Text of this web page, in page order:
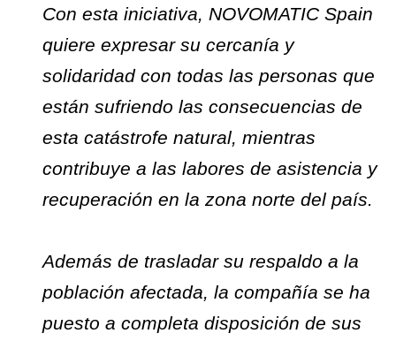
Con esta iniciativa, NOVOMATIC Spain
quiere expresar su cercanía y
solidaridad con todas las personas que
están sufriendo las consecuencias de
esta catástrofe natural, mientras
contribuye a las labores de asistencia y
recuperación en la zona norte del país.
Además de trasladar su respaldo a la
población afectada, la compañía se ha
puesto a completa disposición de sus